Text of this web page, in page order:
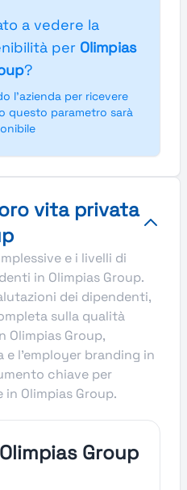
a vedere la
per Olimpias
?
l'azienda per ricevere
questo parametro sarà
vita privata
e i livelli di
in Olimpias Group.
dei dipendenti,
sulla qualità
Olimpias Group,
e l’employer branding in
chiave per
Olimpias Group.
Group